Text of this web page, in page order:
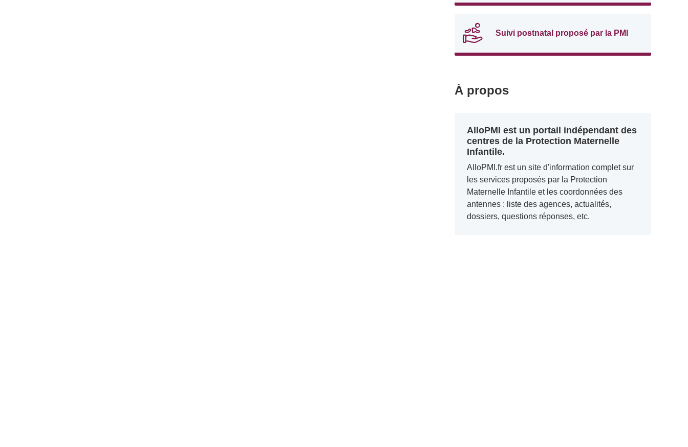
Suivi postnatal proposé par la PMI
À propos
AlloPMI est un portail indépendant des
centres de la Protection Maternelle
Infantile.
AlloPMI.fr est un site d'information complet sur
les services proposés par la Protection
Maternelle Infantile et les coordonnées des
antennes : liste des agences, actualités,
dossiers, questions réponses, etc.